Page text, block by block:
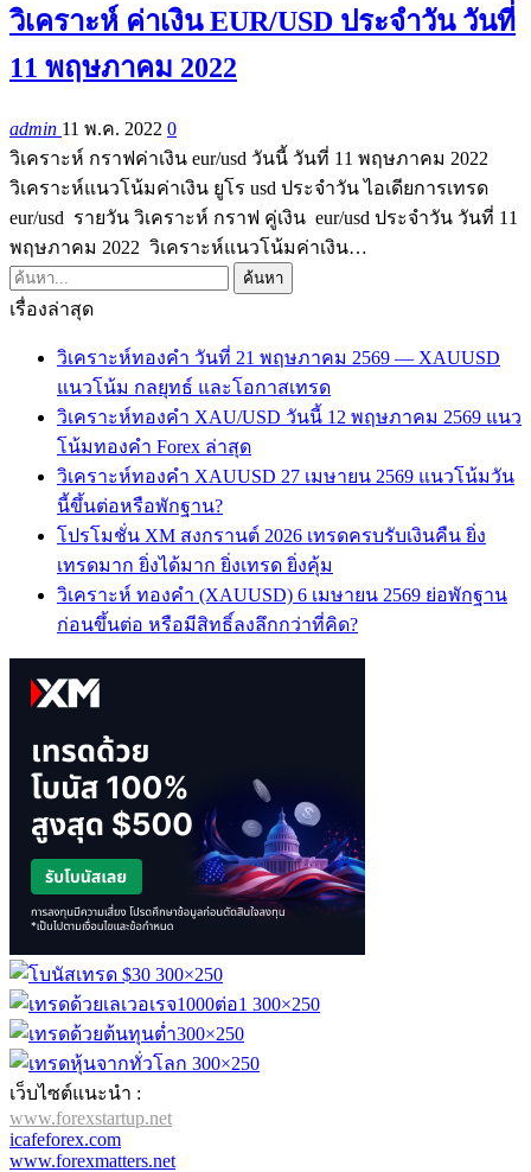
วิเคราะห์ ค่าเงิน EUR/USD ประจำวัน วันที่
11 พฤษภาคม 2022
admin 11 พ.ค. 2022 0
วิเคราะห์ กราฟค่าเงิน eur/usd วันนี้ วันที่ 11 พฤษภาคม 2022
วิเคราะห์แนวโน้มค่าเงิน ยูโร usd ประจำวัน ไอเดียการเทรด
eur/usd รายวัน วิเคราะห์ กราฟ คู่เงิน eur/usd ประจำวัน วันที่ 11
พฤษภาคม 2022 วิเคราะห์แนวโน้มค่าเงิน…
เรื่องล่าสุด
วิเคราะห์ทองคำ วันที่ 21 พฤษภาคม 2569 — XAUUSD
แนวโน้ม กลยุทธ์ และโอกาสเทรด
วิเคราะห์ทองคำ XAU/USD วันนี้ 12 พฤษภาคม 2569 แนว
โน้มทองคำ Forex ล่าสุด
วิเคราะห์ทองคำ XAUUSD 27 เมษายน 2569 แนวโน้มวัน
นี้ขึ้นต่อหรือพักฐาน?
โปรโมชั่น XM สงกรานต์ 2026 เทรดครบรับเงินคืน ยิ่ง
เทรดมาก ยิ่งได้มาก ยิ่งเทรด ยิ่งคุ้ม
วิเคราะห์ ทองคำ (XAUUSD) 6 เมษายน 2569 ย่อพักฐาน
ก่อนขึ้นต่อ หรือมีสิทธิ์ลงลึกกว่าที่คิด?
เว็บไซต์แนะนำ :
www.forexstartup.net
icafeforex.com
www.forexmatters.net